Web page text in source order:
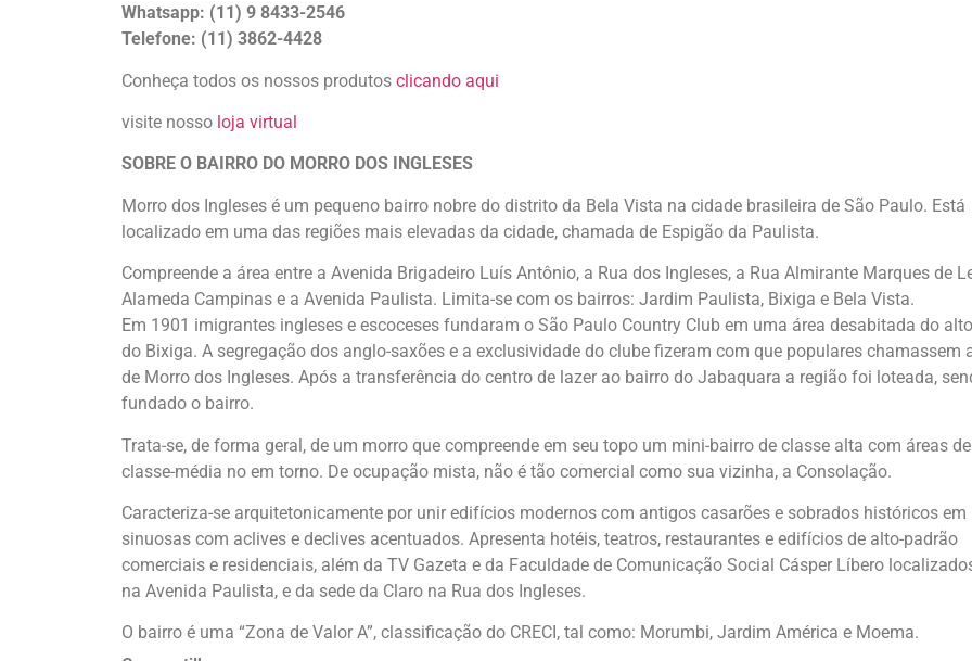
Whatsapp: (11) 9 8433-2546
Telefone: (11) 3862-4428
Conheça todos os nossos produtos clicando aqui
visite nosso loja virtual
SOBRE O BAIRRO DO MORRO DOS INGLESES
Morro dos Ingleses é um pequeno bairro nobre do distrito da Bela Vista na cidade brasileira de São Paulo. Está
localizado em uma das regiões mais elevadas da cidade, chamada de Espigão da Paulista.
Compreende a área entre a Avenida Brigadeiro Luís Antônio, a Rua dos Ingleses, a Rua Almirante Marques de
Alameda Campinas e a Avenida Paulista. Limita-se com os bairros: Jardim Paulista, Bixiga e Bela Vista.
Em 1901 imigrantes ingleses e escoceses fundaram o São Paulo Country Club em uma área desabitada do alto
do Bixiga. A segregação dos anglo-saxões e a exclusividade do clube fizeram com que populares chamassem
de Morro dos Ingleses. Após a transferência do centro de lazer ao bairro do Jabaquara a região foi loteada,
fundado o bairro.
Trata-se, de forma geral, de um morro que compreende em seu topo um mini-bairro de classe alta com áreas de
classe-média no em torno. De ocupação mista, não é tão comercial como sua vizinha, a Consolação.
Caracteriza-se arquitetonicamente por unir edifícios modernos com antigos casarões e sobrados históricos em
sinuosas com aclives e declives acentuados. Apresenta hotéis, teatros, restaurantes e edifícios de alto-padrão
comerciais e residenciais, além da TV Gazeta e da Faculdade de Comunicação Social Cásper Líbero
na Avenida Paulista, e da sede da Claro na Rua dos Ingleses.
O bairro é uma “Zona de Valor A”, classificação do CRECI, tal como: Morumbi, Jardim América e Moema.